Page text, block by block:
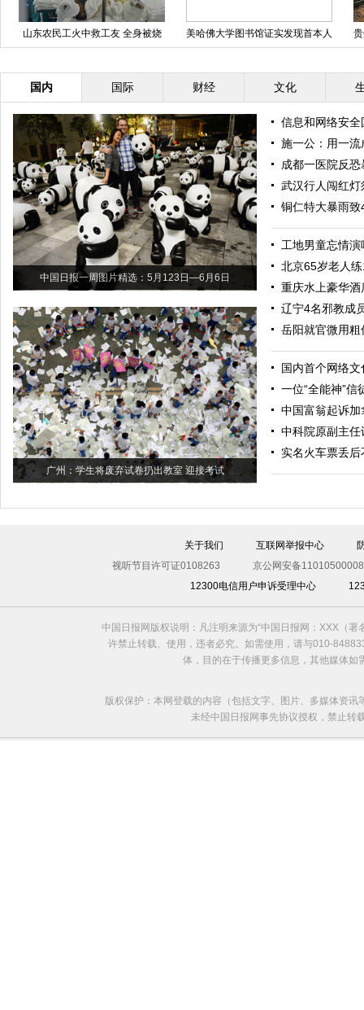
山东农民工火中救工友 全身被烧
伤99%
美哈佛大学图书馆证实发现首本人
皮书 皮肤来自女人背部
国内 国际 财经 文化
中国日报一周图片精选：5月123日—6月6日
广州：学生将废弃试卷扔出教室 迎接考试
信息和网络安
施一公：用一流
成都一医院反
武汉行人闯红
铜仁特大暴雨
工地男童忘情
北京65岁老人
重庆水上豪华
辽宁4名邪教成
岳阳就官微用
国内首个网络
一位“全能神”信
中国富翁起诉
中科院原副主
实名火车票丢
关于我们 互联网举报中心
视听节目许可证0108263
京公网安备
12300电信用户申诉受理中心
中国日报网版权说明：凡注明来源为“中国日报网：XXX（
许禁止转载、使用，违者必究。如需使用，请与010-
体，目的在于传播更多信息，其他媒体
版权保护：本网登载的内容（包括文字、图片、多媒体资
未经中国日报网事先协议授权，禁止转